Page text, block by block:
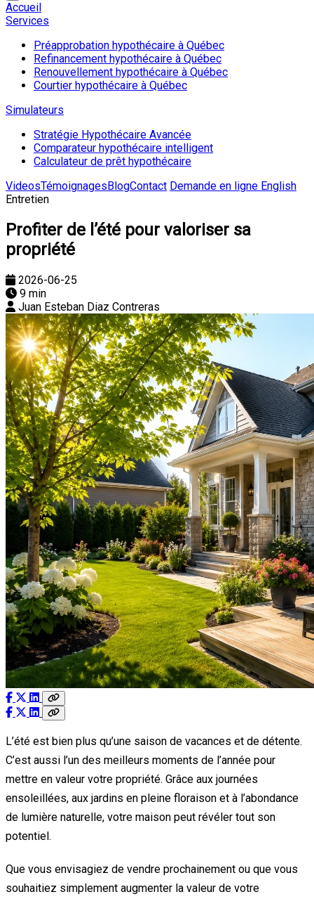
Accueil
Services
Préapprobation hypothécaire à Québec
Refinancement hypothécaire à Québec
Renouvellement hypothécaire à Québec
Courtier hypothécaire à Québec
Simulateurs
Stratégie Hypothécaire Avancée
Comparateur hypothécaire intelligent
Calculateur de prêt hypothécaire
VideosTémoignagesBlogContact Demande en ligne English
Entretien
Profiter de l’été pour valoriser sa
propriété
2026-06-25
9 min
Juan Esteban Diaz Contreras
L’été est bien plus qu’une saison de vacances et de détente.
C’est aussi l’un des meilleurs moments de l’année pour
mettre en valeur votre propriété. Grâce aux journées
ensoleillées, aux jardins en pleine floraison et à l’abondance
de lumière naturelle, votre maison peut révéler tout son
potentiel.
Que vous envisagiez de vendre prochainement ou que vous
souhaitiez simplement augmenter la valeur de votre